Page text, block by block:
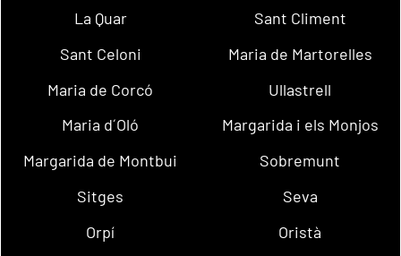
La Quar
Sant Climent
Sant Celoni
Maria de Martorelles
Maria de Corcó
Ullastrell
Maria d´Oló
Margarida i els Monjos
Margarida de Montbui
Sobremunt
Sitges
Seva
Orpí
Oristà